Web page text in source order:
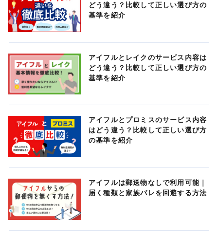
どう違う？比較して正しい選び方の
基準を紹介
アイフルとレイクのサービス内容は
どう違う？比較して正しい選び方の
基準を紹介
アイフルとプロミスのサービス内容
はどう違う？比較して正しい選び方
の基準を紹介
アイフルは郵送物なしで利用可能｜
届く種類と家族バレを回避する方法